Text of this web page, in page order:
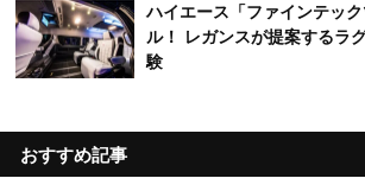
ハイエース「ファインテッ
ル！ レガンスが提案するラ
験
おすすめ記事